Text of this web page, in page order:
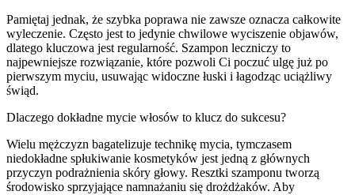
Pamiętaj jednak, że szybka poprawa nie zawsze oznacza całkowite
wyleczenie. Często jest to jedynie chwilowe wyciszenie objawów,
dlatego kluczowa jest regularność. Szampon leczniczy to
najpewniejsze rozwiązanie, które pozwoli Ci poczuć ulgę już po
pierwszym myciu, usuwając widoczne łuski i łagodząc uciążliwy
świąd.
Dlaczego dokładne mycie włosów to klucz do sukcesu?
Wielu mężczyzn bagatelizuje technikę mycia, tymczasem
niedokładne spłukiwanie kosmetyków jest jedną z głównych
przyczyn podrażnienia skóry głowy. Resztki szamponu tworzą
środowisko sprzyjające namnażaniu się drożdżaków. Aby